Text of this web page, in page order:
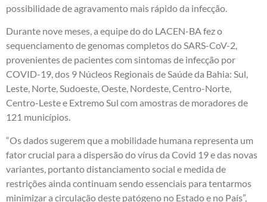
possibilidade de agravamento mais rápido da infecção.
Durante nove meses, a equipe do do LACEN-BA fez o
sequenciamento de genomas completos do SARS-CoV-2,
provenientes de pacientes com sintomas de infecção por
COVID-19, dos 9 Núcleos Regionais de Saúde da Bahia: Sul,
Leste, Norte, Sudoeste, Oeste, Nordeste, Centro-Norte,
Centro-Leste e Extremo Sul com amostras de moradores de
121 municípios.
“Os dados sugerem que a mobilidade humana representa um
fator crucial para a dispersão do vírus da Covid 19 e das novas
variantes, portanto distanciamento social e medida de
restrições ainda continuam sendo essenciais para tentarmos
minimizar a circulação deste patógeno no Estado e no País”,